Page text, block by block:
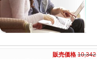
販売価格 10,342